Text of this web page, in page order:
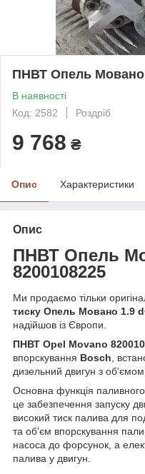
ПНВТ Опель Мовано
В наявності
Код: 2582
Роздріб
9 768 ₴
Опис Характеристики
Опис
ПНВТ Опель
8200108225
Ми продаємо тільки
тиску Опель Мовано 1.9
надійшов із Європи.
ПНВТ Opel Movano
впорскування Bosch,
дизельний двигун з об'ємом
Основна функція
це забезпечення запуску
високий тиск палива для
та об'єм впорскування
насоса до форсунок, а
палива у двигун.